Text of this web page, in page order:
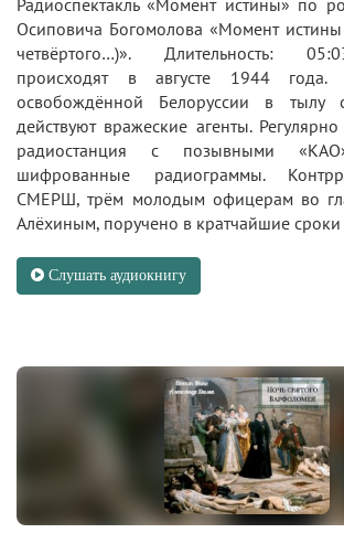
Радиоспектакль «Момент истины» по
Осиповича Богомолова «Момент истины
четвёртого…)». Длительность:
происходят в августе 1944 года.
освобождённой Белоруссии в тылу
действуют вражеские агенты.
радиостанция с позывными
шифрованные радиограммы.
СМЕРШ, трём молодым офицерам во
Алёхиным, поручено в кратчайшие сроки
Слушать аудиокнигу